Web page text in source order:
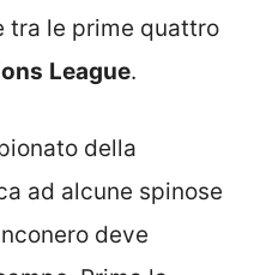
tra le prime quattro
League.
della
ad alcune spinose
deve